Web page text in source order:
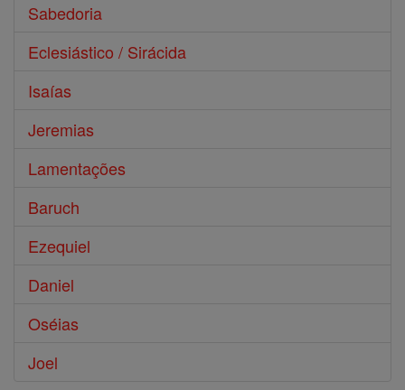
Sabedoria
Eclesiástico / Sirácida
Isaías
Jeremias
Lamentações
Baruch
Ezequiel
Daniel
Oséias
Joel